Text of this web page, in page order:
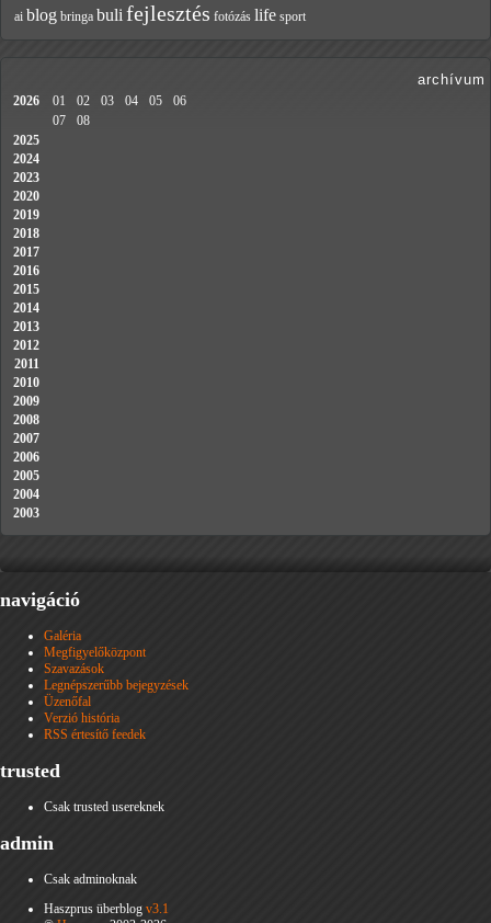
ai blog bringa buli fejlesztés fotózás life sport
archívum
2026 01 02 03 04 05
06
07
08
2025
2024
2023
2020
2019
2018
2017
2016
2015
2014
2013
2012
2011
2010
2009
2008
2007
2006
2005
2004
2003
navigáció
Galéria
Megfigyelőközpont
Szavazások
Legnépszerűbb bejegyzések
Üzenőfal
Verzió história
RSS értesítő feedek
trusted
Csak trusted usereknek
admin
Csak adminoknak
Haszprus überblog v3.1